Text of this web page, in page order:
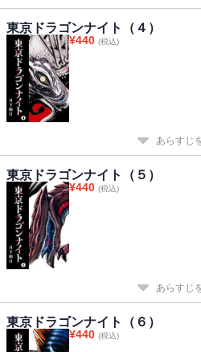
東京ドラゴンナイト（４）
¥440 (税込)
あらすじ
東京ドラゴンナイト（５）
¥440 (税込)
あらすじ
東京ドラゴンナイト（６）
¥440 (税込)